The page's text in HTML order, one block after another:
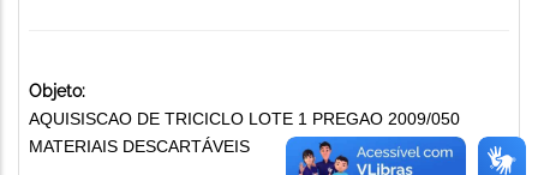
Objeto:
AQUISISCAO DE TRICICLO LOTE 1 PREGAO 2009/050
MATERIAIS DESCARTÁVEIS